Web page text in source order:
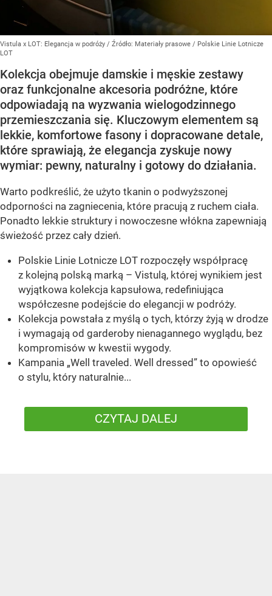
Vistula x LOT: Elegancja w podróży / Źródło: Materiały prasowe / Polskie Linie Lotnicze
LOT
Kolekcja obejmuje damskie i męskie zestawy
oraz funkcjonalne akcesoria podróżne, które
odpowiadają na wyzwania wielogodzinnego
przemieszczania się. Kluczowym elementem są
lekkie, komfortowe fasony i dopracowane detale,
które sprawiają, że elegancja zyskuje nowy
wymiar: pewny, naturalny i gotowy do działania.
Warto podkreślić, że użyto tkanin o podwyższonej
odporności na zagniecenia, które pracują z ruchem ciała.
Ponadto lekkie struktury i nowoczesne włókna zapewniają
świeżość przez cały dzień.
Polskie Linie Lotnicze LOT rozpoczęły współpracę
z kolejną polską marką – Vistulą, której wynikiem jest
wyjątkowa kolekcja kapsułowa, redefiniująca
współczesne podejście do elegancji w podróży.
Kolekcja powstała z myślą o tych, którzy żyją w drodze
i wymagają od garderoby nienagannego wyglądu, bez
kompromisów w kwestii wygody.
Kampania „Well traveled. Well dressed” to opowieść
o stylu, który naturalnie...
CZYTAJ DALEJ